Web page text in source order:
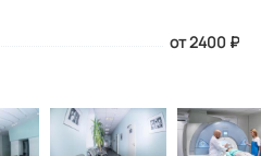
от 2400 ₽